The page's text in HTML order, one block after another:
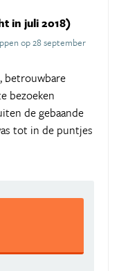
in juli 2018)
op 28 september
betrouwbare
bezoeken
de gebaande
tot in de puntjes